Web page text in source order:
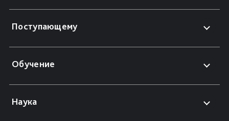
Поступающему
Обучение
Наука